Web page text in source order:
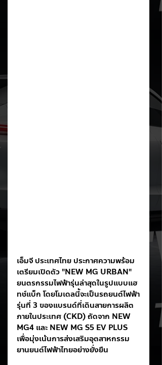
เอ็มจี ประเทศไทย ประกาศความพร้อม
เตรียมเปิดตัว "NEW MG URBAN"
ยนตรกรรมไฟฟ้ารุ่นล่าสุดในรูปแบบแฮ
ทช์แบ็ก โดยโมเดลนี้จะเป็นรถยนต์ไฟฟ้า
รุ่นที่ 3 ของแบรนด์ที่เดินสายการผลิต
ภายในประเทศ (CKD) ถัดจาก NEW
MG4 และ NEW MG S5 EV PLUS
เพื่อมุ่งเน้นการส่งเสริมอุตสาหกรรม
ยานยนต์ไฟฟ้าไทยอย่างยั่งยืน